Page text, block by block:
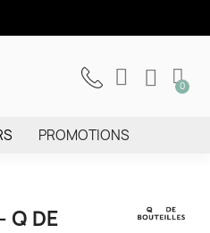
PROMOTIONS
Q DE